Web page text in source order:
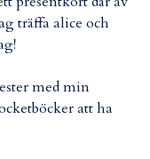
träffa alice och
med min
att ha